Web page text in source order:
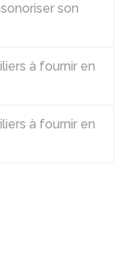
son
à fournir en
à fournir en